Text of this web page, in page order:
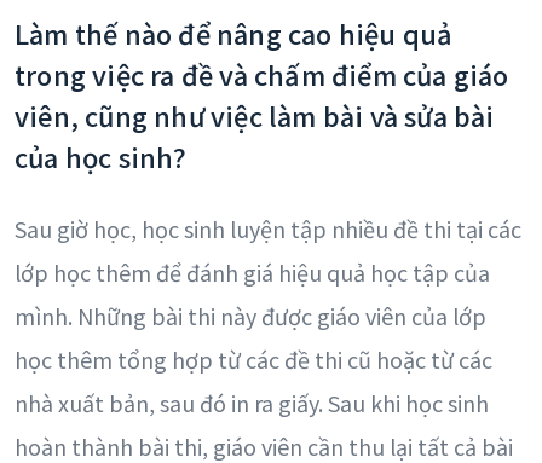
Làm thế nào để nâng cao hiệu quả
trong việc ra đề và chấm điểm của giáo
viên, cũng như việc làm bài và sửa bài
của học sinh?
Sau giờ học, học sinh luyện tập nhiều đề thi tại các
lớp học thêm để đánh giá hiệu quả học tập của
mình. Những bài thi này được giáo viên của lớp
học thêm tổng hợp từ các đề thi cũ hoặc từ các
nhà xuất bản, sau đó in ra giấy. Sau khi học sinh
hoàn thành bài thi, giáo viên cần thu lại tất cả bài